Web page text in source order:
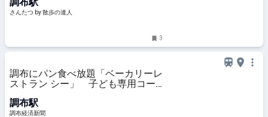
さんたつ by 散歩の達人
3
調布にパン食べ放題「ベーカリーレ
ストラン シー」 子ども専用コー
調布駅
調布経済新聞